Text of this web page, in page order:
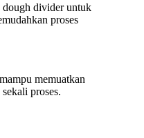
dough divider untuk
proses
memuatkan
proses.